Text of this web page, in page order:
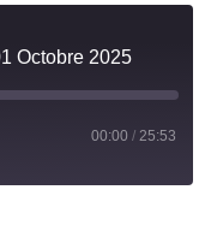
Octobre 2025
00:00 / 25:53